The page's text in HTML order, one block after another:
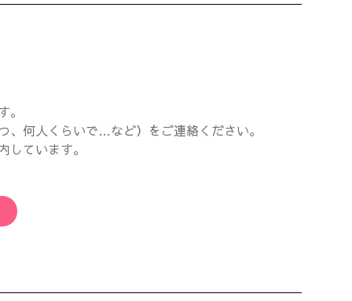
、何人くらいで…など）をご連絡ください。
ています。